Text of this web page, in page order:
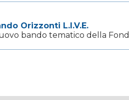
Orizzonti L.I.V.E.
bando tematico della